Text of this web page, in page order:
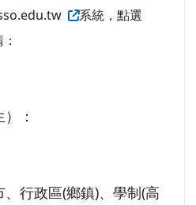
系統，點選
：
行政區(鄉鎮)、學制(高